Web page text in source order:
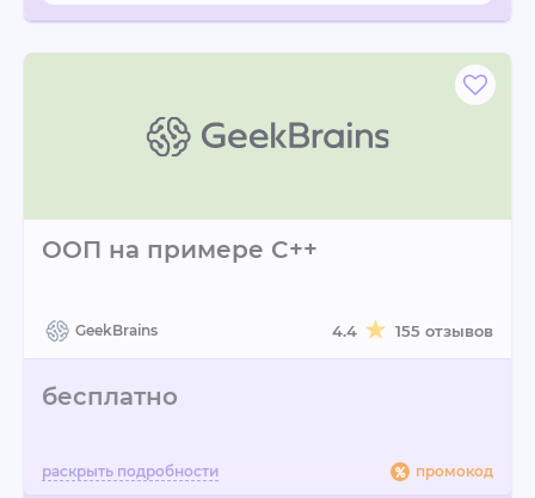
ООП на примере C++
GeekBrains 4.4 155 отзывов
бесплатно
промокод